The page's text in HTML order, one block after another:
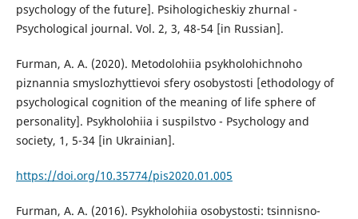
psychology of the future]. Psihologicheskiy zhurnal -
Psychological journal. Vol. 2, 3, 48-54 [in Russian].
Furman, A. A. (2020). Metodolohiia psykholohichnoho
piznannia smyslozhyttievoi sfery osobystosti [ethodology of
psychological cognition of the meaning of life sphere of
personality]. Psykholohiia i suspilstvo - Psychology and
society, 1, 5-34 [in Ukrainian].
https://doi.org/10.35774/pis2020.01.005
Furman, A. A. (2016). Psykholohiia osobystosti: tsinnisno-